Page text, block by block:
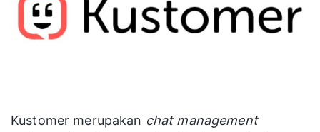
Kustomer merupakan chat management